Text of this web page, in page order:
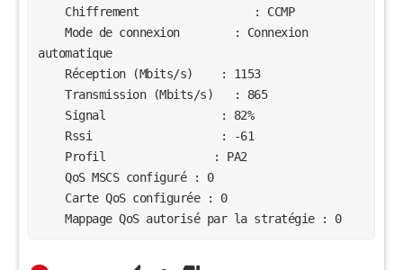
automatique
    Mappage QoS autorisé par la stratégie : 0